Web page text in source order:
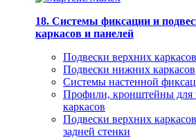
18. Системы фиксации и
каркасов и панелей
Подвески верхних каркасов
Подвески нижних каркасов
Системы настенной
Профили, кронштейны для
каркасов
Подвески верхних
задней стенки